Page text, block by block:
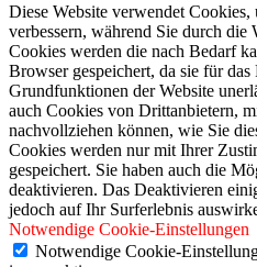
Diese Website verwendet
verbessern, während Sie durch die
Cookies werden die nach Bedarf
Browser gespeichert, da sie für
Grundfunktionen der Website
auch Cookies von Drittanbietern,
nachvollziehen können, wie Sie
Cookies werden nur mit Ihrer
gespeichert. Sie haben auch die
deaktivieren. Das Deaktivieren
jedoch auf Ihr Surferlebnis
Notwendige Cookie-Einstellungen
Notwendige Cookie-